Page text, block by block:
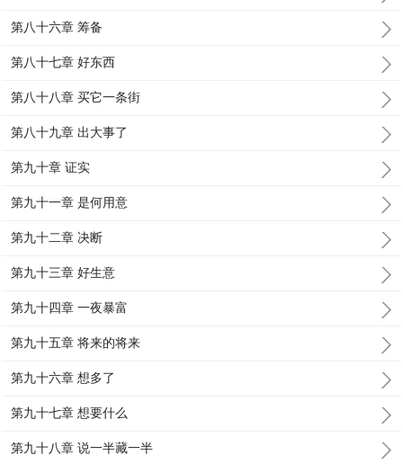
第八十六章 筹备
第八十七章 好东西
第八十八章 买它一条街
第八十九章 出大事了
第九十章 证实
第九十一章 是何用意
第九十二章 决断
第九十三章 好生意
第九十四章 一夜暴富
第九十五章 将来的将来
第九十六章 想多了
第九十七章 想要什么
第九十八章 说一半藏一半